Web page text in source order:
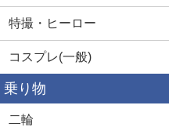
特撮・ヒーロー
コスプレ(一般)
乗り物
二輪